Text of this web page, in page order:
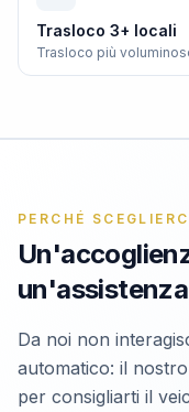
Trasloco 3+ locali
Trasloco più
PERCHÉ
Da noi non
automatico: il
per consigliarti il